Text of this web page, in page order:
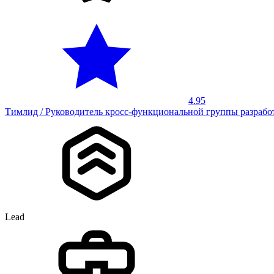
4.95
Тимлид / Руководитель кросс-функциональной группы
Lead